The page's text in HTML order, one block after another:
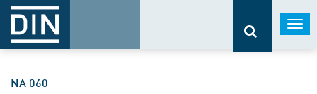
NA 060